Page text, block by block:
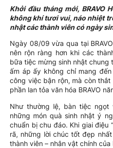
Khởi đầu tháng mới, BRAVO
không khí tươi vui, náo nhiệt
nhật các thành viên có ngày
Ngày 08/09 vừa qua tại
nên rộn ràng hơn khi các
bữa tiệc mừng sinh nhật chung
ấm áp ấy không chỉ mang
công việc bận rộn, mà còn
phần lan tỏa văn hóa BRAVO
Như thường lệ, bàn tiệc ngọt
những món quà sinh nhật ý
chuẩn bị chu đáo. Khi giai điệu
rã, những lời chúc tốt đẹp
thành viên – nhân vật chính